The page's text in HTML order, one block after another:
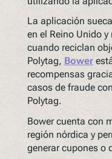
La aplicación
en el Reino Unido
cuando reciclan
Polytag, Bower
recompensas
casos de fraude
Polytag.
Bower cuenta con
región nórdica y
generar cupones o